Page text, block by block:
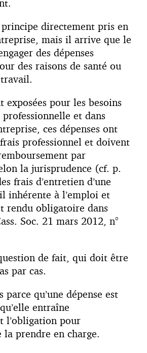
directement pris en
mais il arrive que le
des dépenses
des raisons de santé ou
exposées pour les besoins
et dans
ces dépenses ont
professionnel et doivent
par
la jurisprudence (cf. p.
frais d’entretien d’une
inhérente à l’emploi et
rendu obligatoire dans
Soc. 21 mars 2012, n°
de fait, qui doit être
par cas.
parce qu’une dépense est
entraîne
l’obligation pour
la prendre en charge.